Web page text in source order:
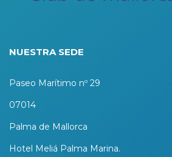
NUESTRA SEDE
Paseo Marítimo nº 29
07014
Palma de Mallorca
Hotel Meliá Palma Marina.